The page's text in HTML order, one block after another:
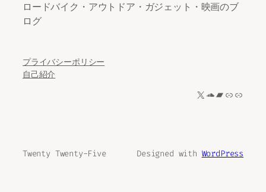
ロードバイク・アウトドア・ガジェット・映画のブ
ログ
プライバシーポリシー
自己紹介
X SoundCloud
Bandcamp
リンクリンク
Twenty Twenty-Five Designed with WordPress